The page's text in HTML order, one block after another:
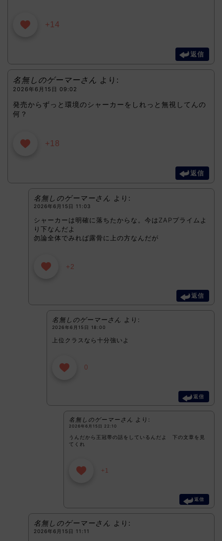
+14
返信
名無しのゲーマーさん より:
2026年6月15日 09:02
発売からずっと環境のシャーカーをしれっと無視してんの
何？
+18
返信
名無しのゲーマーさん より:
2026年6月15日 11:03
シャーカーは明確に落ちたからな。今はZAPプライムよ
り下なんだよ
勿論全体でみれば露骨に上の方なんだが
+2
返信
名無しのゲーマーさん より:
2026年6月15日 18:00
上位クラスなら十分強いよ
0
返信
名無しのゲーマーさん より:
2026年6月15日 22:10
うんだから王冠帯の話をしているんだよ 下の文章を見
てくれ
+1
返信
名無しのゲーマーさん より:
2026年6月15日 11:11